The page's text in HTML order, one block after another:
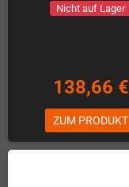
Nicht auf Lager
138,66 €
ZUM PRODUKT